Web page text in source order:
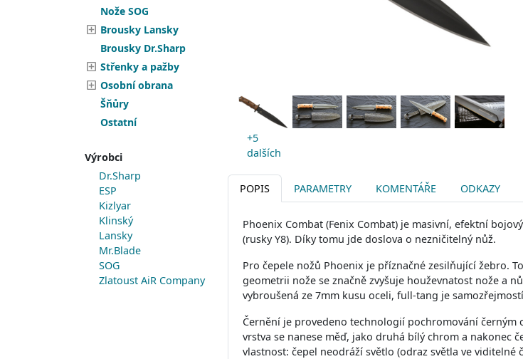
Nože SOG
Brousky Lansky
Brousky Dr.Sharp
Střenky a pažby
Osobní obrana
Šňůry
Ostatní
Výrobci
Dr.Sharp
ESP
Kizlyar
Klinský
Lansky
Mr.Blade
SOG
Zlatoust AiR Company
+5
dalších
POPIS PARAMETRY KOMENTÁŘE ODKAZY
Phoenix Combat (Fenix Combat) je masivní, efektní
(rusky Y8). Díky tomu jde doslova o nezničitelný nůž.
Pro čepele nožů Phoenix je příznačné zesilňující žebro.
geometrii nože se značně zvyšuje houževnatost nože a
vybroušená ze 7mm kusu oceli, full-tang je
Černění je provedeno technologií pochromování
vrstva se nanese měď, jako druhá bílý chrom a nakonec
vlastnost: čepel neodráží světlo (odraz světla ve viditelné